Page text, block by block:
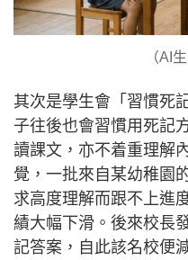
（AI
其次是學生會「習慣死
子往後也會習慣用死記
讀課文，亦不着重理解
覺，一批來自某幼稚園
求高度理解而跟不上進
績大幅下滑。後來校長
記答案，自此該名校便